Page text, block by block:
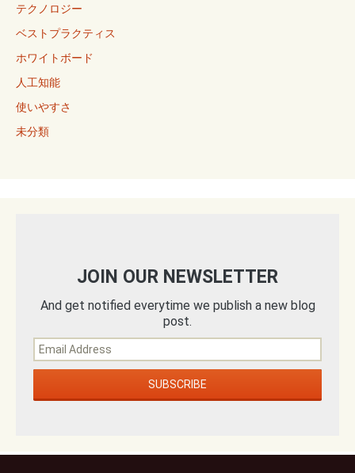
テクノロジー
ベストプラクティス
ホワイトボード
人工知能
使いやすさ
未分類
JOIN OUR NEWSLETTER
And get notified everytime we publish a new blog
post.